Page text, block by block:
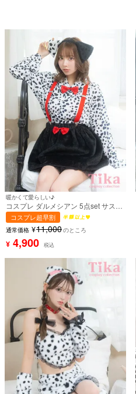
暖かくて愛らしい♪
コスプレ ダルメシアン 5点set サスペ
ンダー付き もこもこ 犬 フレアスカー
ト 体型カバー 袖あり ガーリー アニマ
ル (シャツ/スカート/リボンブローチ/
サスペンダー/カチューシャ)【ハロウ
ィン】[tk-hw534779]
コスプレ超早割
通常価格 ¥11,000のところ
¥ 4,900 税込